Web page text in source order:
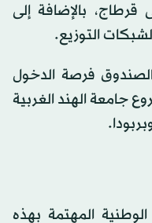
بالإضافة إلى
التوزيع.
فرصة الدخول
جامعة الهند الغربية
المهتمة بهذه